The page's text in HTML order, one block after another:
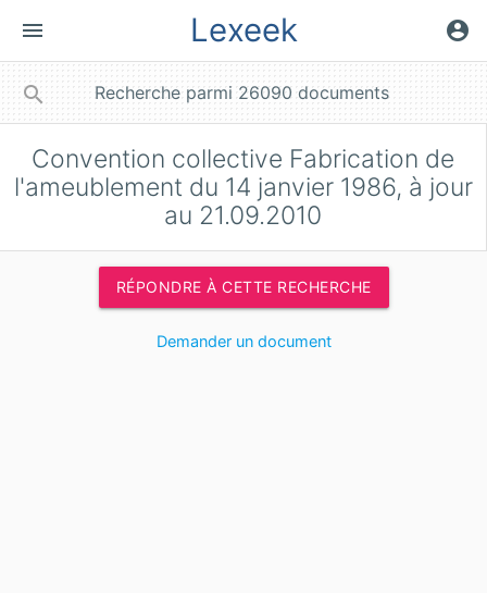
menu Lexeek account_circle
search
Convention collective Fabrication de
l'ameublement du 14 janvier 1986, à jour
au 21.09.2010
RÉPONDRE À CETTE RECHERCHE
Demander un document